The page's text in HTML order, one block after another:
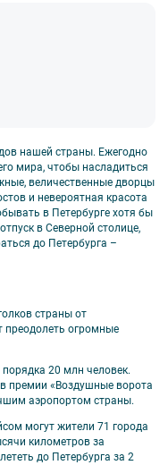
нашей страны. Ежегодно
мира, чтобы насладиться
величественные дворцы
и невероятная красота
в Петербурге хотя бы
в Северной столице,
до Петербурга –
страны от
преодолеть огромные
20 млн человек.
премии «Воздушные ворота
аэропортом страны.
могут жители 71 города
километров за
до Петербурга за 2